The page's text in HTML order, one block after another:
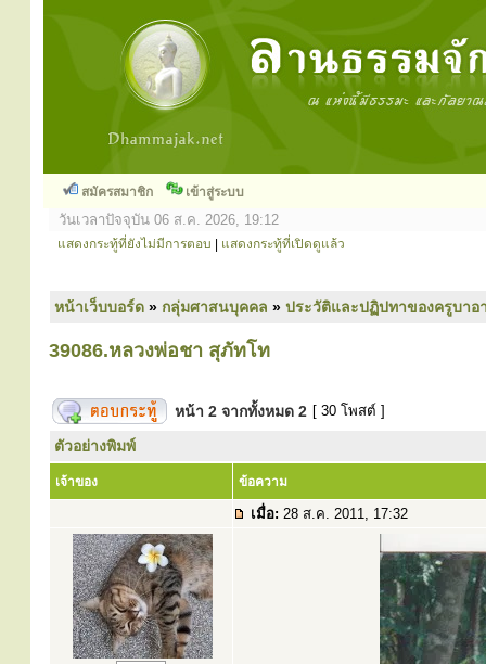
สมัครสมาชิก เข้าสู่ระบบ
วันเวลาปัจจุบัน 06 ส.ค. 2026, 19:12
แสดงกระทู้ที่ยังไม่มีการตอบ แสดงกระทู้ที่เปิดดูแล้ว
หน้าเว็บบอร์ด » กลุ่มศาสนบุคคล » ประวัติและปฏิปทาของครูบาอ
39086.หลวงพ่อชา สุภัทโท
หน้า 2 จากทั้งหมด 2 [ 30 โพสต์ ]
ตัวอย่างพิมพ์
เจ้าของ ข้อความ
เมื่อ: 28 ส.ค. 2011, 17:32